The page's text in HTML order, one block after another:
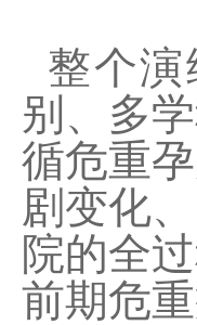
整个
别、多
循危重
剧变化
院的全
前期危